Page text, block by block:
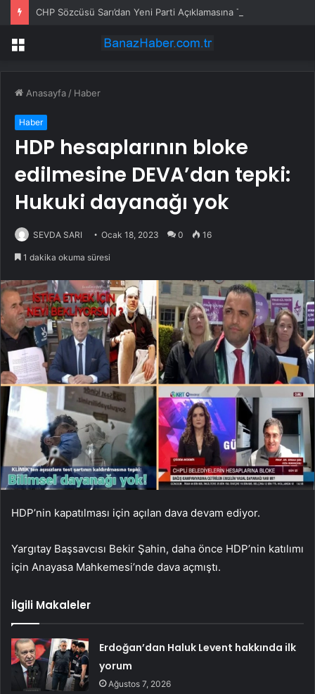
Menü
Anasayfa / Haber
Haber
HDP hesaplarının bloke
edilmesine DEVA’dan tepki:
Hukuki dayanağı yok
SEVDA SARI Ocak 18, 2023 0 16
1 dakika okuma süresi
HDP’nin kapatılması için açılan dava devam ediyor.
Yargıtay Başsavcısı Bekir Şahin, daha önce HDP’nin katılımı
için Anayasa Mahkemesi’nde dava açmıştı.
İlgili Makaleler
Erdoğan’dan Haluk Levent hakkında ilk
yorum
Ağustos 7, 2026